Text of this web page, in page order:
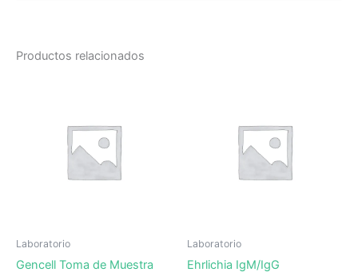
Productos relacionados
Laboratorio
Gencell Toma de Muestra
Laboratorio
Ehrlichia IgM/IgG